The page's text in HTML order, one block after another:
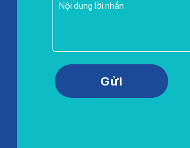
Please leave this field empty.
Gửi